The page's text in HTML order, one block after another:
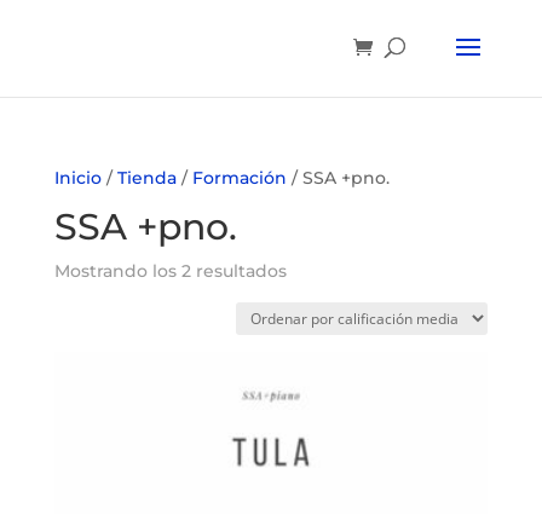
Inicio/Tienda/ Formación / SSA +pno.
SSA +pno.
Mostrando los 2 resultados